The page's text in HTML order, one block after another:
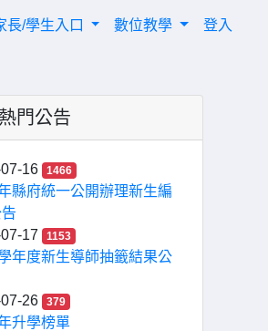
長/學生入口 數位教學 登入
門公告
16 1466
縣府統一公開辦理新生編
17
1153
年度新生導師抽籤結果公
26
379
升學榜單